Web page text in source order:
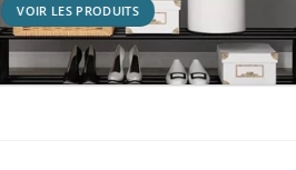
VOIR LES PRODUITS